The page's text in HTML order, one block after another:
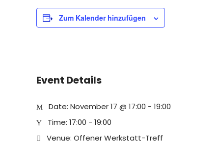
Zum Kalender hinzufügen
Event Details
Date: November 17 @ 17:00 - 19:00
Time: 17:00 - 19:00
Venue: Offener Werkstatt-Treff